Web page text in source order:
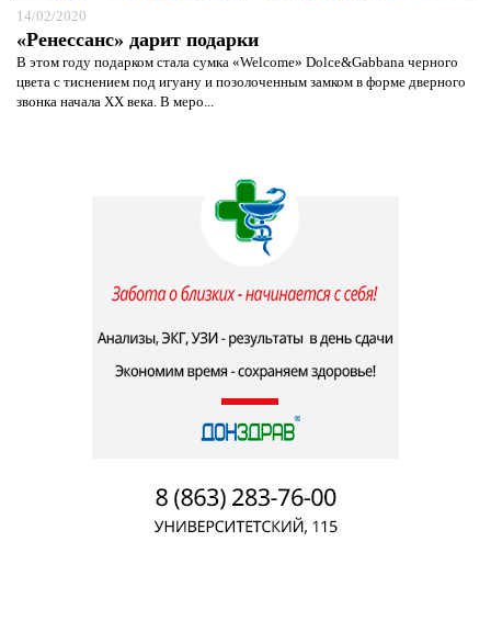
14/02/2020
«Ренессанс» дарит подарки
В этом году подарком стала сумка «Welcome» Dolce&Gabbana черного
цвета с тиснением под игуану и позолоченным замком в форме дверного
звонка начала ХХ века. В меро...